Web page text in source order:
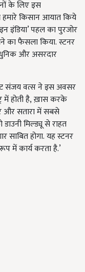
के लिए इस
किसान आयात किये
इंडिया’ पहल का पुरजोर
का फैसला किया. स्टनर
और असरदार
संजय वत्स ने इस अवसर
में होती है, ख़ास करके
और सतारा में सबसे
मिल्ड्यू से राहत
साबित होगा. यह स्टनर
में कार्य करता है.’